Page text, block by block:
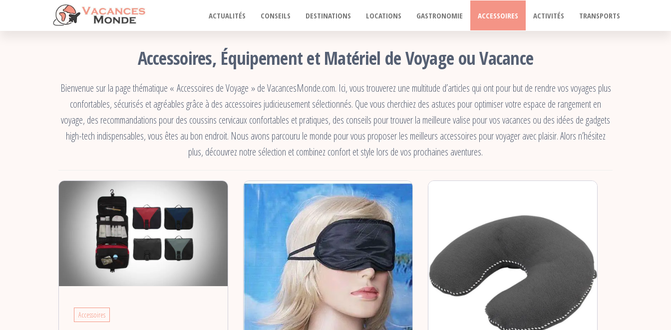
Monde
ACTUALITÉS CONSEILS DESTINATIONS LOCATIONS GASTRONOMIE ACCESSOIRES ACTIVITÉS TRANSPORTS
Accessoires, Équipement et Matériel de Voyage ou Vacance
Bienvenue sur la page thématique « Accessoires de Voyage » de VacancesMonde.com. Ici, vous trouverez une multitude d’articles qui ont pour but de rendre vos voyages plus
confortables, sécurisés et agréables grâce à des accessoires judicieusement sélectionnés. Que vous cherchiez des astuces pour optimiser votre espace de rangement en
voyage, des recommandations pour des coussins cervicaux confortables et pratiques, des conseils pour trouver la meilleure valise pour vos vacances ou des idées de gadgets
high-tech indispensables, vous êtes au bon endroit. Nous avons parcouru le monde pour vous proposer les meilleurs accessoires pour voyager avec plaisir. Alors n’hésitez
plus, découvrez notre sélection et combinez confort et style lors de vos prochaines aventures.
Accessoires